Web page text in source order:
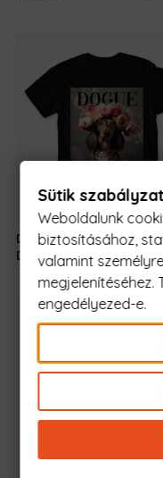
Dogue -
Dachshund
tól
Sütik
Weboldalunk
biztosításához,
valamint
megjelenítéséhez.
engedélyezed-e.